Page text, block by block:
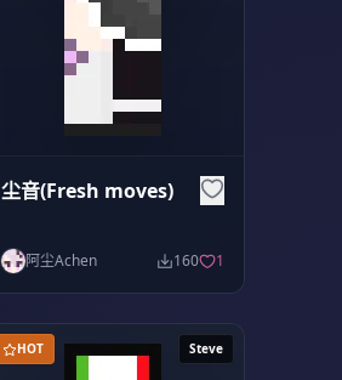
尘音(Fresh moves)
阿尘Achen 160 1
Steve
HOT